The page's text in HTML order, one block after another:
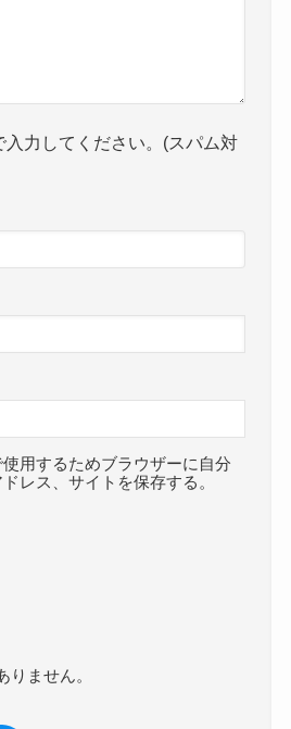
入力してください。(スパム対
用するためブラウザーに自分
レス、サイトを保存する。
りません。